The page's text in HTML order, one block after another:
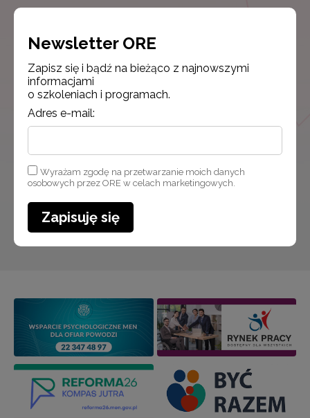
Zapisz się i bądź na bieżąco z najnowszymi
informacjami
o szkoleniach i programach.
Adres e-mail:
przez ORE w celach marketingowych.
Newsletter ORE
Zapisz się i bądź na bieżąco z najnowszymi
informacjami
o szkoleniach i programach.
Adres e-mail:
Wyrażam zgodę na przetwarzanie moich danych
osobowych przez ORE w celach marketingowych.
Zapisuję się